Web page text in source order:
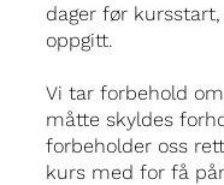
dager før
oppgitt.
Vi tar forbehold
måtte skyldes
forbeholder oss
kurs med for få